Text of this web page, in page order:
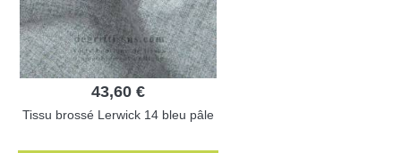
43,60 €
Tissu brossé Lerwick 14 bleu pâle